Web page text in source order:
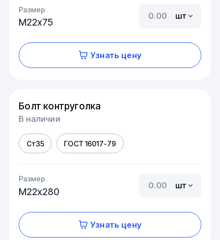
Размер
М22х75
шт
Узнать цену
Болт контруголка
В наличии
Ст35 ГОСТ 16017-79
Размер
М22х280
шт
Узнать цену